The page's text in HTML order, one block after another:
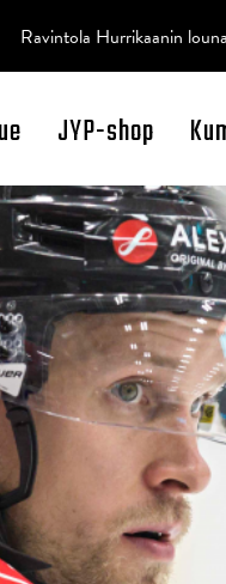
JYP-shop
Ravintola Hurrikaanin